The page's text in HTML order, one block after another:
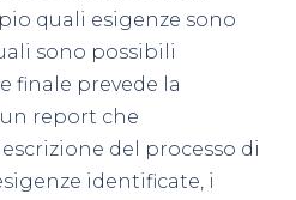
quali esigenze sono
sono possibili
finale prevede la
report che
del processo di
identificate, i